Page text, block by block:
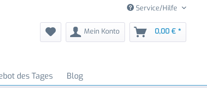
Service/Hilfe
Mein Konto 0,00 € *
des Tages Blog